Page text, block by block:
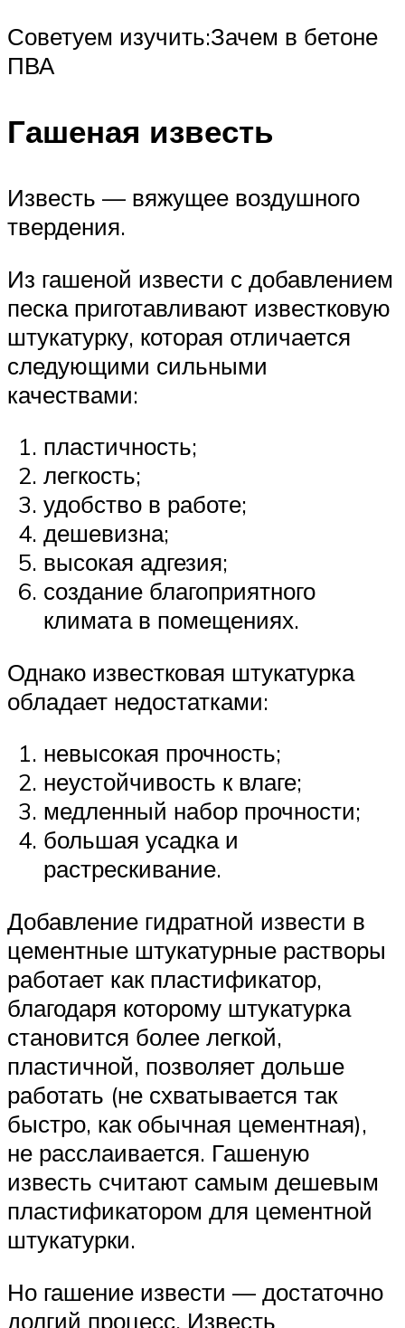
Советуем изучить:Зачем в бетоне
ПВА
Гашеная известь
Известь — вяжущее воздушного
твердения.
Из гашеной извести с добавлением
песка приготавливают известковую
штукатурку, которая отличается
следующими сильными
качествами:
пластичность;
легкость;
удобство в работе;
дешевизна;
высокая адгезия;
создание благоприятного
климата в помещениях.
Однако известковая штукатурка
обладает недостатками:
невысокая прочность;
неустойчивость к влаге;
медленный набор прочности;
большая усадка и
растрескивание.
Добавление гидратной извести в
цементные штукатурные растворы
работает как пластификатор,
благодаря которому штукатурка
становится более легкой,
пластичной, позволяет дольше
работать (не схватывается так
быстро, как обычная цементная),
не расслаивается. Гашеную
известь считают самым дешевым
пластификатором для цементной
штукатурки.
Но гашение извести — достаточно
долгий процесс. Известь